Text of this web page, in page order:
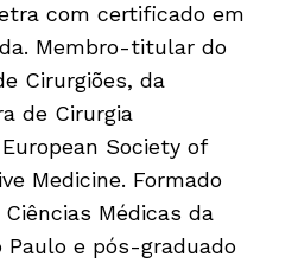
com certificado em
Membro-titular do
Cirurgiões, da
de Cirurgia
Society of
Medicine. Formado
Médicas da
Paulo e pós-graduado